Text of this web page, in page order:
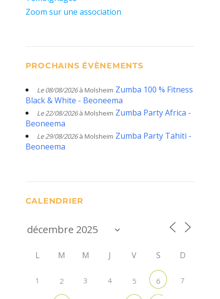
Zoom sur une association
PROCHAINS ÉVÈNEMENTS
Le 08/08/2026à Molsheim Zumba 100 % Fitness
Black & White - Beoneema
Le 22/08/2026à Molsheim Zumba Party Africa -
Beoneema
Le 29/08/2026à Molsheim Zumba Party Tahiti -
Beoneema
CALENDRIER
L M M J V S D
1 2 3 4 5 6 7